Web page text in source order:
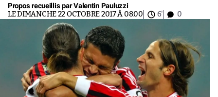
Propos recueillis par Valentin Pauluzzi
LE DIMANCHE 22 OCTOBRE 2017 À 08:00 6' 0